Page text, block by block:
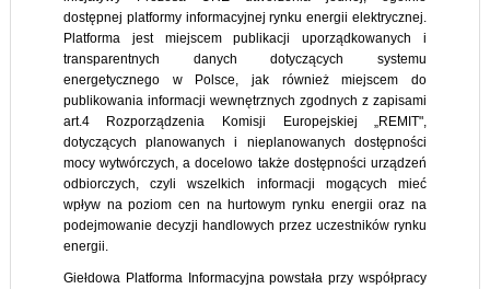
dostępnej platformy informacyjnej rynku energii elektrycznej.
Platforma jest miejscem publikacji uporządkowanych i
transparentnych danych dotyczących systemu
energetycznego w Polsce, jak również miejscem do
publikowania informacji wewnętrznych zgodnych z zapisami
art.4 Rozporządzenia Komisji Europejskiej „REMIT",
dotyczących planowanych i nieplanowanych dostępności
mocy wytwórczych, a docelowo także dostępności urządzeń
odbiorczych, czyli wszelkich informacji mogących mieć
wpływ na poziom cen na hurtowym rynku energii oraz na
podejmowanie decyzji handlowych przez uczestników rynku
energii.
Giełdowa Platforma Informacyjna powstała przy współpracy